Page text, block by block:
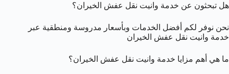
هل تبحثون عن خدمة وانيت نقل عفش الخيران؟
نحن نوفر لكم أفضل الخدمات وبأسعار مدروسة ومنطقية عبر
خدمة وانيت نقل عفش الخيران
ما هي أهم مزايا خدمة وانيت نقل عفش الخيران؟